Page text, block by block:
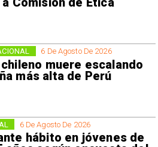
a Comisión de Ética
6 De Agosto De 2026
muere escalando
más alta de Perú
6 De Agosto De 2026
hábito en jóvenes de